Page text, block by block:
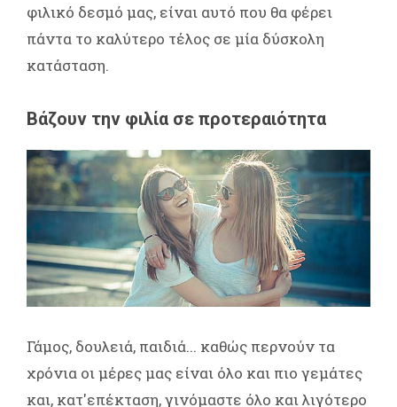
φιλικό δεσμό μας, είναι αυτό που θα φέρει
πάντα το καλύτερο τέλος σε μία δύσκολη
κατάσταση.
Βάζουν την φιλία σε προτεραιότητα
Γάμος, δουλειά, παιδιά... καθώς περνούν τα
χρόνια οι μέρες μας είναι όλο και πιο γεμάτες
και, κατ'επέκταση, γινόμαστε όλο και λιγότερο